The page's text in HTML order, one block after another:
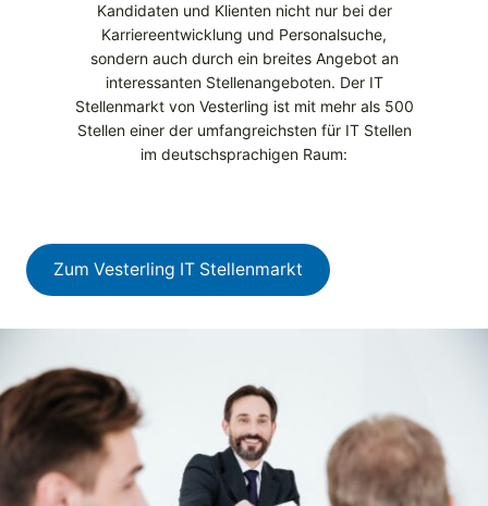
Kandidaten und Klienten nicht nur bei der
Karriereentwicklung und Personalsuche,
sondern auch durch ein breites Angebot an
interessanten Stellenangeboten. Der IT
Stellenmarkt von Vesterling ist mit mehr als 500
Stellen einer der umfangreichsten für IT Stellen
im deutschsprachigen Raum:
Zum Vesterling IT Stellenmarkt